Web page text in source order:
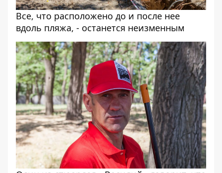
Все, что расположено до и после нее
вдоль пляжа, - останется неизменным